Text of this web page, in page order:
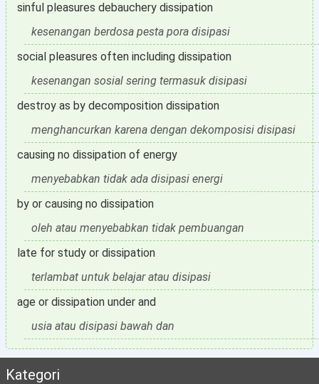
sinful pleasures debauchery dissipation
kesenangan berdosa pesta pora disipasi
social pleasures often including dissipation
kesenangan sosial sering termasuk disipasi
destroy as by decomposition dissipation
menghancurkan karena dengan dekomposisi disipasi
causing no dissipation of energy
menyebabkan tidak ada disipasi energi
by or causing no dissipation
oleh atau menyebabkan tidak pembuangan
late for study or dissipation
terlambat untuk belajar atau disipasi
age or dissipation under and
usia atau disipasi bawah dan
Kategori